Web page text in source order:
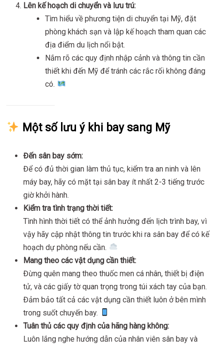
Lên kế hoạch di chuyển và lưu trú:
Tìm hiểu về phương tiện di chuyển tại Mỹ, đặt
phòng khách sạn và lập kế hoạch tham quan các
địa điểm du lịch nổi bật.
Nắm rõ các quy định nhập cảnh và thông tin cần
thiết khi đến Mỹ để tránh các rắc rối không đáng
có.
Một số lưu ý khi bay sang Mỹ
Đến sân bay sớm:
Để có đủ thời gian làm thủ tục, kiểm tra an ninh và lên
máy bay, hãy có mặt tại sân bay ít nhất 2-3 tiếng trước
giờ khởi hành.
Kiểm tra tình trạng thời tiết:
Tình hình thời tiết có thể ảnh hưởng đến lịch trình bay, vì
vậy hãy cập nhật thông tin trước khi ra sân bay để có kế
hoạch dự phòng nếu cần.
Mang theo các vật dụng cần thiết:
Đừng quên mang theo thuốc men cá nhân, thiết bị điện
tử, và các giấy tờ quan trọng trong túi xách tay của bạn.
Đảm bảo tất cả các vật dụng cần thiết luôn ở bên mình
trong suốt chuyến bay.
Tuân thủ các quy định của hãng hàng không:
Luôn lắng nghe hướng dẫn của nhân viên sân bay và